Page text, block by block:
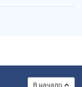
В начало